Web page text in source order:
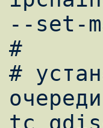
--set-
#
#
tc